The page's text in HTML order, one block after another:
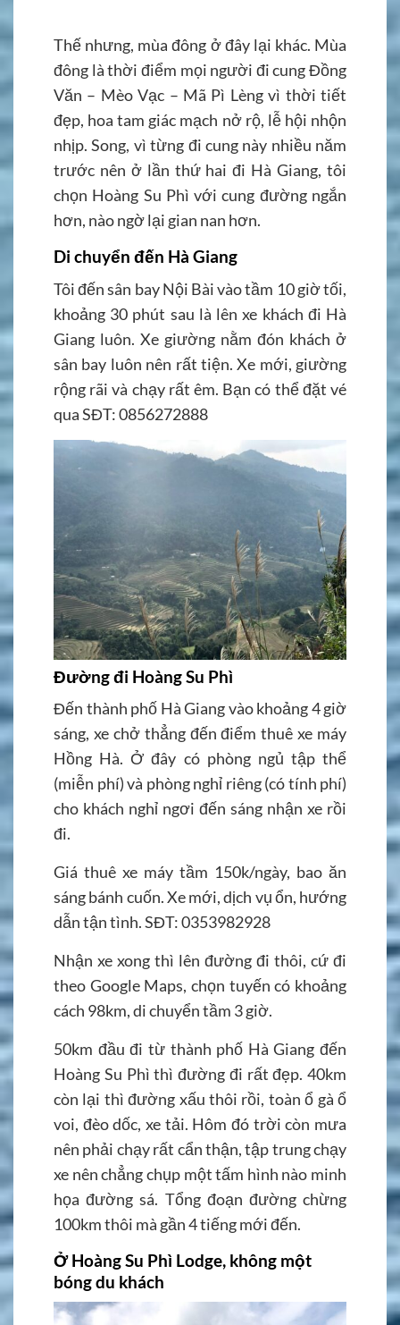
Thế nhưng, mùa đông ở đây lại khác. Mùa
đông là thời điểm mọi người đi cung Đồng
Văn – Mèo Vạc – Mã Pì Lèng vì thời tiết
đẹp, hoa tam giác mạch nở rộ, lễ hội nhộn
nhịp. Song, vì từng đi cung này nhiều năm
trước nên ở lần thứ hai đi Hà Giang, tôi
chọn Hoàng Su Phì với cung đường ngắn
hơn, nào ngờ lại gian nan hơn.
Di chuyển đến Hà Giang
Tôi đến sân bay Nội Bài vào tầm 10 giờ tối,
khoảng 30 phút sau là lên xe khách đi Hà
Giang luôn. Xe giường nằm đón khách ở
sân bay luôn nên rất tiện. Xe mới, giường
rộng rãi và chạy rất êm. Bạn có thể đặt vé
qua SĐT: 0856272888
Đường đi Hoàng Su Phì
Đến thành phố Hà Giang vào khoảng 4 giờ
sáng, xe chở thẳng đến điểm thuê xe máy
Hồng Hà. Ở đây có phòng ngủ tập thể
(miễn phí) và phòng nghỉ riêng (có tính phí)
cho khách nghỉ ngơi đến sáng nhận xe rồi
đi.
Giá thuê xe máy tầm 150k/ngày, bao ăn
sáng bánh cuốn. Xe mới, dịch vụ ổn, hướng
dẫn tận tình. SĐT: 0353982928
Nhận xe xong thì lên đường đi thôi, cứ đi
theo Google Maps, chọn tuyến có khoảng
cách 98km, di chuyển tầm 3 giờ.
50km đầu đi từ thành phố Hà Giang đến
Hoàng Su Phì thì đường đi rất đẹp. 40km
còn lại thì đường xấu thôi rồi, toàn ổ gà ổ
voi, đèo dốc, xe tải. Hôm đó trời còn mưa
nên phải chạy rất cẩn thận, tập trung chạy
xe nên chẳng chụp một tấm hình nào minh
họa đường sá. Tổng đoạn đường chừng
100km thôi mà gần 4 tiếng mới đến.
Ở Hoàng Su Phì Lodge, không một
bóng du khách